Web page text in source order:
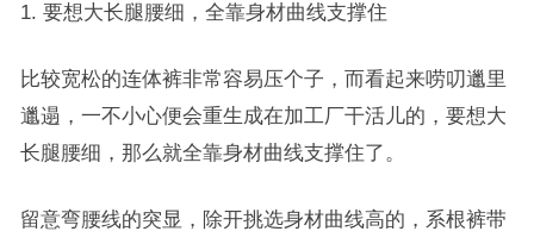
1. 要想大长腿腰细，全靠身材曲线支撑住
比较宽松的连体裤非常容易压个子，而看起来唠叨邋里
邋遢，一不小心便会重生成在加工厂干活儿的，要想大
长腿腰细，那么就全靠身材曲线支撑住了。
留意弯腰线的突显，除开挑选身材曲线高的，系根裤带